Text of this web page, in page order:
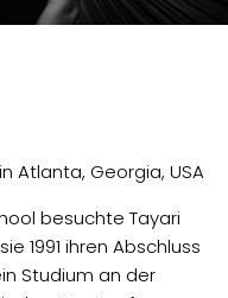
Atlanta, Georgia, USA
besuchte Tayari
1991 ihren Abschluss
Studium an der